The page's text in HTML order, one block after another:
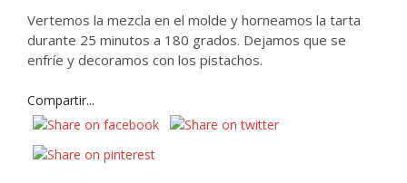
Vertemos la mezcla en el molde y horneamos la tarta
durante 25 minutos a 180 grados. Dejamos que se
enfríe y decoramos con los pistachos.
Compartir...